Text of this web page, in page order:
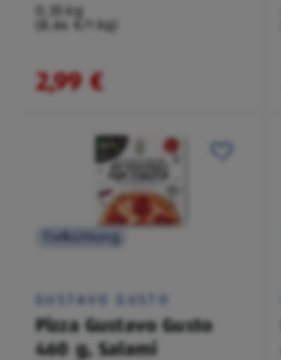
0,35 kg
(8,64 €/1 kg)
2,99 €
Tiefkühlung
GUSTAVO GUSTO
Pizza Gustavo Gusto
460 g, Salami